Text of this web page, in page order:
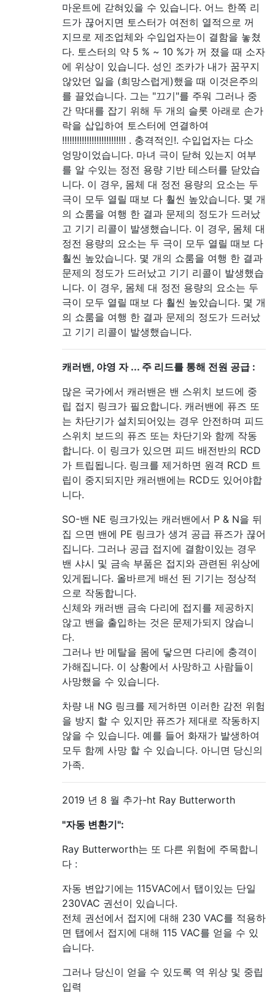
마운트에 갇혀있을 수 있습니다. 어느 한쪽 리
드가 끊어지면 토스터가 여전히 열적으로 꺼
지므로 제조업체와 수입업자는이 결함을 놓쳤
다. 토스터의 약 5 % ~ 10 %가 꺼 졌을 때 소자
에 위상이 있습니다. 성인 조카가 내가 꿈꾸지
않았던 일을 (희망스럽게)했을 때 이것은주의
를 끌었습니다. 그는 "끄기"를 주워 그러나 중
간 막대를 잡기 위해 두 개의 슬롯 아래로 손가
락을 삽입하여 토스터에 연결하여
!!!!!!!!!!!!!!!!!!!!!!!!!! . 충격적인!. 수입업자는 다소
엉망이었습니다. 마녀 극이 닫혀 있는지 여부
를 알 수있는 정전 용량 기반 테스터를 닫았습
니다. 이 경우, 몸체 대 정전 용량의 요소는 두
극이 모두 열릴 때보 다 훨씬 높았습니다. 몇 개
의 쇼룸을 여행 한 결과 문제의 정도가 드러났
고 기기 리콜이 발생했습니다. 이 경우, 몸체 대
정전 용량의 요소는 두 극이 모두 열릴 때보 다
훨씬 높았습니다. 몇 개의 쇼룸을 여행 한 결과
문제의 정도가 드러났고 기기 리콜이 발생했습
니다. 이 경우, 몸체 대 정전 용량의 요소는 두
극이 모두 열릴 때보 다 훨씬 높았습니다. 몇 개
의 쇼룸을 여행 한 결과 문제의 정도가 드러났
고 기기 리콜이 발생했습니다.
캐러밴, 야영 자 ... 주 리드를 통해 전원 공급 :
많은 국가에서 캐러밴은 밴 스위치 보드에 중
립 접지 링크가 필요합니다. 캐러밴에 퓨즈 또
는 차단기가 설치되어있는 경우 안전하며 피드
스위치 보드의 퓨즈 또는 차단기와 함께 작동
합니다. 이 링크가 있으면 피드 배전반의 RCD
가 트립됩니다. 링크를 제거하면 원격 RCD 트
립이 중지되지만 캐러밴에는 RCD도 있어야합
니다.
SO-밴 NE 링크가있는 캐러밴에서 P & N을 뒤
집 으면 밴에 PE 링크가 생겨 공급 퓨즈가 끊어
집니다. 그러나 공급 접지에 결함이있는 경우
밴 샤시 및 금속 부품은 접지와 관련된 위상에
있게됩니다. 올바르게 배선 된 기기는 정상적
으로 작동합니다.
신체와 캐러밴 금속 다리에 접지를 제공하지
않고 밴을 출입하는 것은 문제가되지 않습니
다.
그러나 반 메탈을 몸에 닿으면 다리에 충격이
가해집니다. 이 상황에서 사망하고 사람들이
사망했을 수 있습니다.
차량 내 NG 링크를 제거하면 이러한 감전 위험
을 방지 할 수 있지만 퓨즈가 제대로 작동하지
않을 수 있습니다. 예를 들어 화재가 발생하여
모두 함께 사망 할 수 있습니다. 아니면 당신의
가족.
2019 년 8 월 추가-ht Ray Butterworth
"자동 변환기":
Ray Butterworth는 또 다른 위험에 주목합니
다 :
자동 변압기에는 115VAC에서 탭이있는 단일
230VAC 권선이 있습니다.
전체 권선에서 접지에 대해 230 VAC를 적용하
면 탭에서 접지에 대해 115 VAC를 얻을 수 있
습니다.
그러나 당신이 얻을 수 있도록 역 위상 및 중립
입력